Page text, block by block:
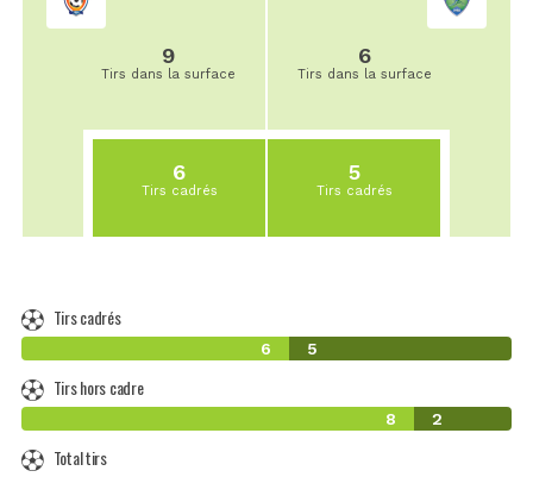
9
Tirs dans la surface
6
Tirs cadrés
6
Tirs dans la surface
5
Tirs cadrés
Tirs cadrés
6 5
Tirs hors cadre
8 2
Total tirs